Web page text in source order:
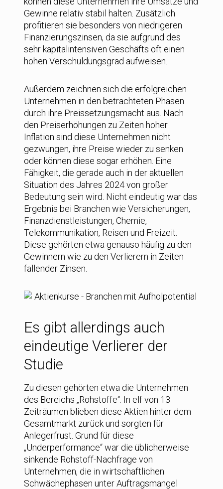
Gewinne relativ stabil halten. Zusätzlich
profitieren sie besonders von niedrigeren
Finanzierungszinsen, da sie aufgrund des
sehr kapitalintensiven Geschäfts oft einen
hohen Verschuldungsgrad aufweisen.
Außerdem zeichnen sich die erfolgreichen
Unternehmen in den betrachteten Phasen
durch ihre Preissetzungsmacht aus. Nach
den Preiserhöhungen zu Zeiten hoher
Inflation sind diese Unternehmen nicht
gezwungen, ihre Preise wieder zu senken
oder können diese sogar erhöhen. Eine
Fähigkeit, die gerade auch in der aktuellen
Situation des Jahres 2024 von großer
Bedeutung sein wird. Nicht eindeutig war das
Ergebnis bei Branchen wie Versicherungen,
Finanzdienstleistungen, Chemie,
Telekommunikation, Reisen und Freizeit.
Diese gehörten etwa genauso häufig zu den
Gewinnern wie zu den Verlierern in Zeiten
fallender Zinsen.
Es gibt allerdings auch
eindeutige Verlierer der
Studie
Zu diesen gehörten etwa die Unternehmen
des Bereichs „Rohstoffe“. In elf von 13
Zeiträumen blieben diese Aktien hinter dem
Gesamtmarkt zurück und sorgten für
Anlegerfrust. Grund für diese
„Underperformance“ war die üblicherweise
sinkende Rohstoff-Nachfrage von
Unternehmen, die in wirtschaftlichen
Schwächephasen unter Auftragsmangel